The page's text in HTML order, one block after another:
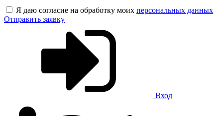
Я даю согласие на обработку моих персональных данных
Отправить заявку
Вход